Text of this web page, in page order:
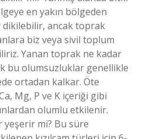
en yakın bölgeden
ancak toprak
biz veya sivil toplum
Yanan toprak ne kadar
bu olumsuzluklar genellikle
ortadan kalkar. Öte
Mg, P ve K içeriği gibi
olumlu etkilenir.
yeşerir mi? Bu süre